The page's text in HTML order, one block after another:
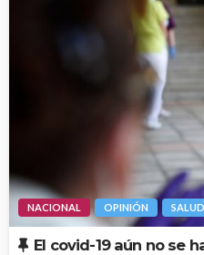
NACIONAL OPINIÓN SALUD
El covid-19 aún no se